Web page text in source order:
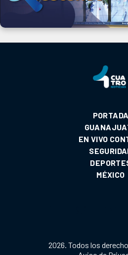
PORTADA
EN VIVO
MÉXICO
2026. Todos los